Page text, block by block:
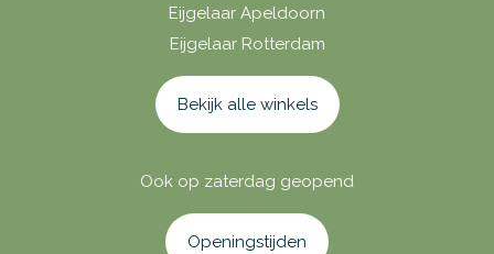
Eijgelaar Apeldoorn
Eijgelaar Rotterdam
Bekijk alle winkels
Ook op zaterdag geopend
Openingstijden